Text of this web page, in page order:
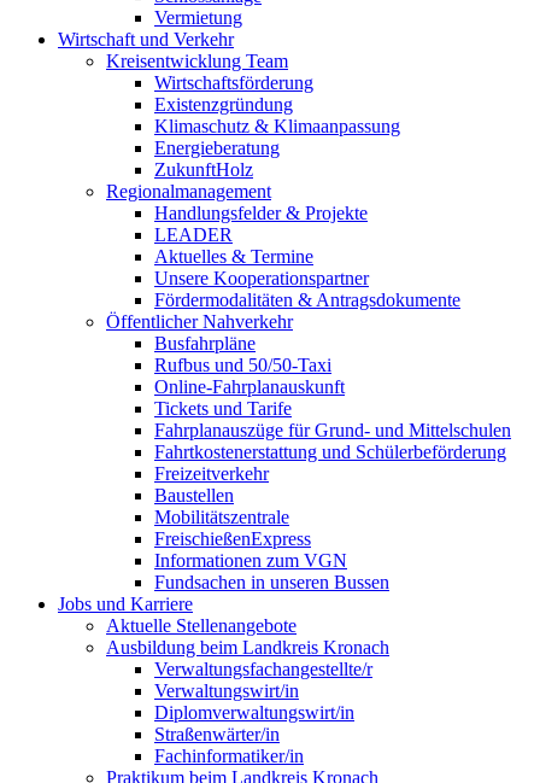
Vermietung
Wirtschaft und Verkehr
Kreisentwicklung Team
Wirtschaftsförderung
Existenzgründung
Klimaschutz & Klimaanpassung
Energieberatung
ZukunftHolz
Regionalmanagement
Handlungsfelder & Projekte
LEADER
Aktuelles & Termine
Unsere Kooperationspartner
Fördermodalitäten & Antragsdokumente
Öffentlicher Nahverkehr
Busfahrpläne
Rufbus und 50/50-Taxi
Online-Fahrplanauskunft
Tickets und Tarife
Fahrplanauszüge für Grund- und Mittelschulen
Fahrtkostenerstattung und Schülerbeförderung
Freizeitverkehr
Baustellen
Mobilitätszentrale
FreischießenExpress
Informationen zum VGN
Fundsachen in unseren Bussen
Jobs und Karriere
Aktuelle Stellenangebote
Ausbildung beim Landkreis Kronach
Verwaltungsfachangestellte/r
Verwaltungswirt/in
Diplomverwaltungswirt/in
Straßenwärter/in
Fachinformatiker/in
Praktikum beim Landkreis Kronach